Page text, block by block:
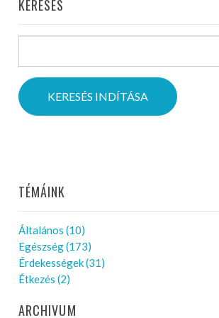
KERESÉS
KERESÉS INDÍTÁSA
TÉMÁINK
Általános (10)
Egészség(173)
Érdekességek(31)
Étkezés (2)
ARCHIVUM